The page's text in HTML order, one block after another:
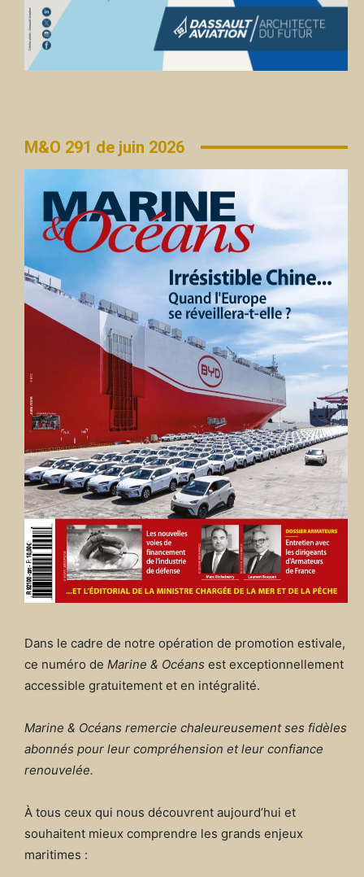
M&O 291 de juin 2026
Dans le cadre de notre opération de promotion estivale,
ce numéro de Marine & Océans est exceptionnellement
accessible gratuitement et en intégralité.
Marine & Océans remercie chaleureusement ses fidèles
abonnés pour leur compréhension et leur confiance
renouvelée.
À tous ceux qui nous découvrent aujourd’hui et
souhaitent mieux comprendre les grands enjeux
maritimes :